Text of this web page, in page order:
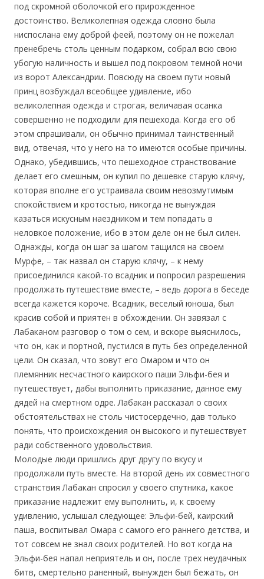
под скромной оболочкой его прирожденное
достоинство. Великолепная одежда словно была
ниспослана ему доброй феей, поэтому он не пожелал
пренебречь столь ценным подарком, собрал всю свою
убогую наличность и вышел под покровом темной ночи
из ворот Александрии. Повсюду на своем пути новый
принц возбуждал всеобщее удивление, ибо
великолепная одежда и строгая, величавая осанка
совершенно не подходили для пешехода. Когда его об
этом спрашивали, он обычно принимал таинственный
вид, отвечая, что у него на то имеются особые причины.
Однако, убедившись, что пешеходное странствование
делает его смешным, он купил по дешевке старую клячу,
которая вполне его устраивала своим невозмутимым
спокойствием и кротостью, никогда не вынуждая
казаться искусным наездником и тем попадать в
неловкое положение, ибо в этом деле он не был силен.
Однажды, когда он шаг за шагом тащился на своем
Мурфе, – так назвал он старую клячу, – к нему
присоединился какой-то всадник и попросил разрешения
продолжать путешествие вместе, – ведь дорога в беседе
всегда кажется короче. Всадник, веселый юноша, был
красив собой и приятен в обхождении. Он завязал с
Лабаканом разговор о том о сем, и вскоре выяснилось,
что он, как и портной, пустился в путь без определенной
цели. Он сказал, что зовут его Омаром и что он
племянник несчастного каирского паши Эльфи-бея и
путешествует, дабы выполнить приказание, данное ему
дядей на смертном одре. Лабакан рассказал о своих
обстоятельствах не столь чистосердечно, дав только
понять, что происхождения он высокого и путешествует
ради собственного удовольствия.
Молодые люди пришлись друг другу по вкусу и
продолжали путь вместе. На второй день их совместного
странствия Лабакан спросил у своего спутника, какое
приказание надлежит ему выполнить, и, к своему
удивлению, услышал следующее: Эльфи-бей, каирский
паша, воспитывал Омара с самого его раннего детства, и
тот совсем не знал своих родителей. Но вот когда на
Эльфи-бея напал неприятель и он, после трех неудачных
битв, смертельно раненный, вынужден был бежать, он